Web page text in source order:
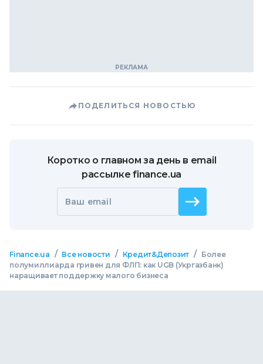
ПОДЕЛИТЬСЯ НОВОСТЬЮ
Коротко о главном за день в email
рассылке finance.ua
Ваш email
Finance.ua / Все новости / Кредит&Депозит /
Более
полумиллиарда гривен для ФЛП: как UGB (Укргазбанк)
наращивает поддержку малого бизнеса